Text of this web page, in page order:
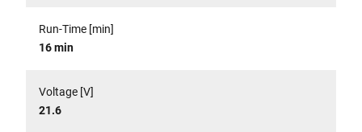
Run-Time [min]
16 min
Voltage [V]
21.6